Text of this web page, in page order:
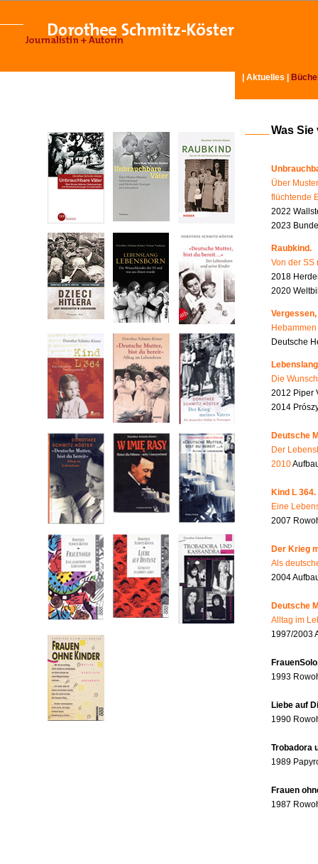
Aktuelles
Was
Über
flüchtende
2022
2023
Raubkind.
Von der SS
2018
2020
Deutsche
Die
2012 Piper
2014
Deutsche
Der
2010
Kind L 364.
Eine
2007
Der Krieg
Als
2004
Deutsche
Alltag im
1997/2003
1993
Liebe auf
1990
Trobadora
1989
Frauen
1987